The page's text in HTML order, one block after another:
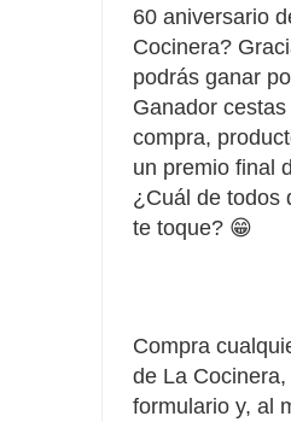
60 aniversario
Cocinera?
podrás ganar
Ganador cestas
compra,
un premio final
¿Cuál de todos
te toque? 😁
Compra
de La
formulario y, al